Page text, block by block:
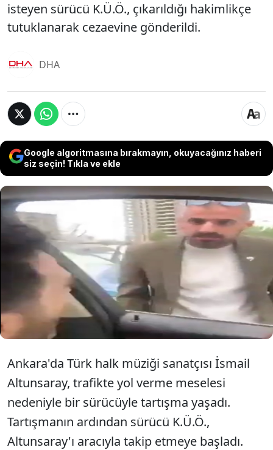
isteyen sürücü K.Ü.Ö., çıkarıldığı hakimlikçe
tutuklanarak cezaevine gönderildi.
DHA
Google algoritmasına bırakmayın, okuyacağınız haberi
siz seçin! Tıkla ve ekle
Ankara'da Türk halk müziği sanatçısı İsmail
Altunsaray ile trafikte tartıştıktan sonra
kendisini takip edip aracından inmesini
isteyen sürücü K.Ü.Ö., çıkarıldığı hakimlikçe
tutuklanarak cezaevine gönderildi.
Ankara'da Türk halk müziği sanatçısı İsmail
Altunsaray, trafikte yol verme meselesi
nedeniyle bir sürücüyle tartışma yaşadı.
Tartışmanın ardından sürücü K.Ü.Ö.,
Altunsaray'ı aracıyla takip etmeye başladı.